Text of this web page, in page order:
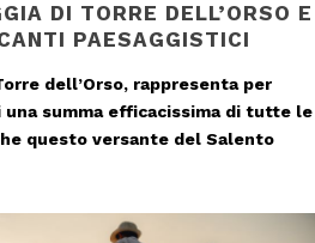
DI TORRE DELL’ORSO E
PAESAGGISTICI
dell’Orso, rappresenta per
summa efficacissima di tutte le
questo versante del Salento